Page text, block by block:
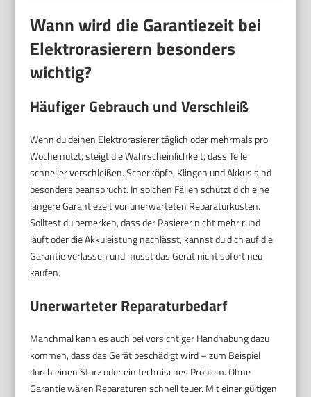
Wann wird die Garantiezeit bei
Elektrorasierern besonders
wichtig?
Häufiger Gebrauch und Verschleiß
Wenn du deinen Elektrorasierer täglich oder mehrmals pro
Woche nutzt, steigt die Wahrscheinlichkeit, dass Teile
schneller verschleißen. Scherköpfe, Klingen und Akkus sind
besonders beansprucht. In solchen Fällen schützt dich eine
längere Garantiezeit vor unerwarteten Reparaturkosten.
Solltest du bemerken, dass der Rasierer nicht mehr rund
läuft oder die Akkuleistung nachlässt, kannst du dich auf die
Garantie verlassen und musst das Gerät nicht sofort neu
kaufen.
Unerwarteter Reparaturbedarf
Manchmal kann es auch bei vorsichtiger Handhabung dazu
kommen, dass das Gerät beschädigt wird – zum Beispiel
durch einen Sturz oder ein technisches Problem. Ohne
Garantie wären Reparaturen schnell teuer. Mit einer gültigen